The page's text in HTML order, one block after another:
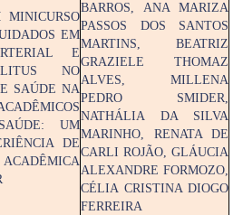
MINICURSO
EM
E
NO
SAÚDE NA
UM
DE
BARROS, ANA MARIZA
PASSOS DOS SANTOS
MARTINS, BEATRIZ
GRAZIELE THOMAZ
ALVES, MILLENA
PEDRO SMIDER,
NATHÁLIA DA SILVA
MARINHO, RENATA DE
CARLI ROJÃO, GLÁUCIA
ALEXANDRE FORMOZO,
CÉLIA CRISTINA DIOGO
FERREIRA